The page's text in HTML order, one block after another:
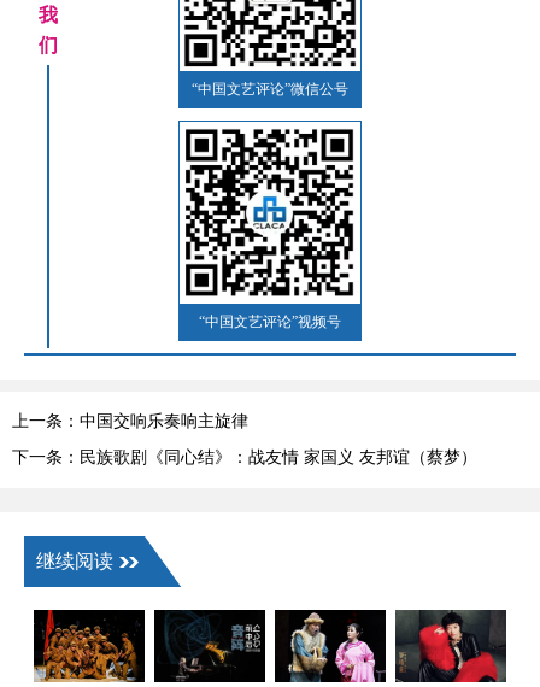
我
们
“中国文艺评论”微信公号
“中国文艺评论”视频号
上一条：中国交响乐奏响主旋律
下一条：民族歌剧《同心结》：战友情 家国义 友邦谊（蔡梦）
继续阅读